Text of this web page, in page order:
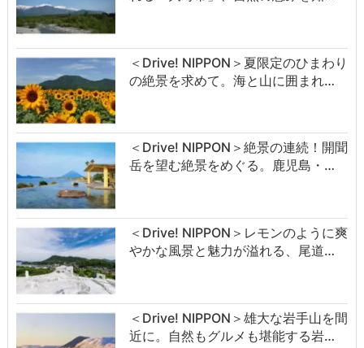
＜Drive! NIPPON＞夏限定のひまわり
の絶景を求めて。海と山に囲まれ…
＜Drive! NIPPON＞絶景の連続！開聞
岳を望む絶景をめぐる。鹿児島・…
＜Drive! NIPPON＞レモンのように爽
やかな風景と魅力が溢れる、尾道…
＜Drive! NIPPON＞雄大な岩手山を間
近に。自然もグルメも堪能する岩…